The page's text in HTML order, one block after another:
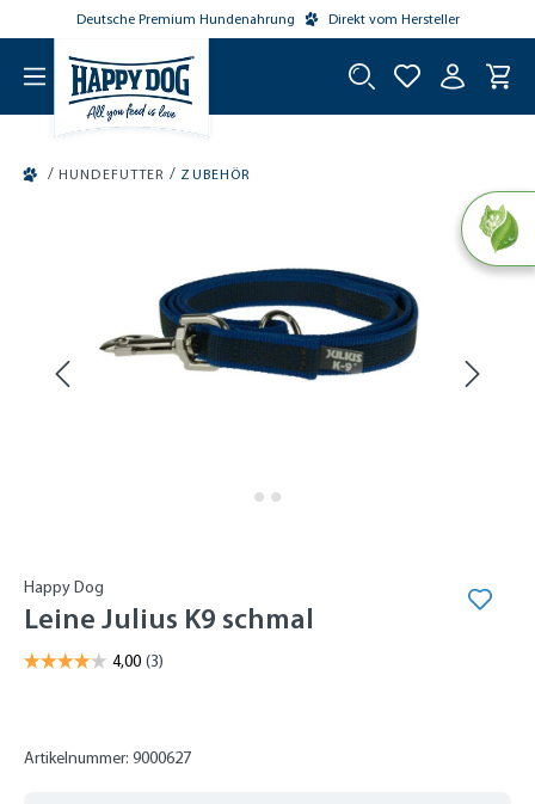
springen
Deutsche Premium Hundenahrung Direkt vom Hersteller
/ HUNDEFUTTER / ZUBEHÖR
Happy Dog
Leine Julius K9 schmal
Artikelnummer: 9000627